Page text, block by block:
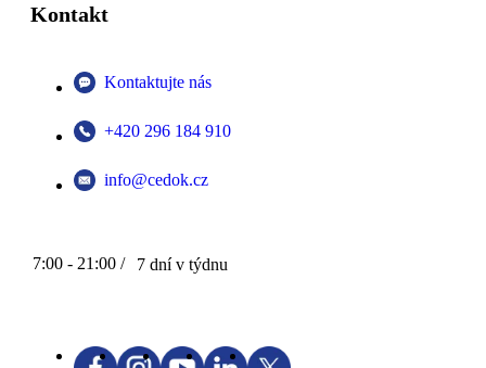
Kontakt
Kontaktujte nás
+420 296 184 910
info@cedok.cz
7:00 - 21:00 / 7 dní v týdnu